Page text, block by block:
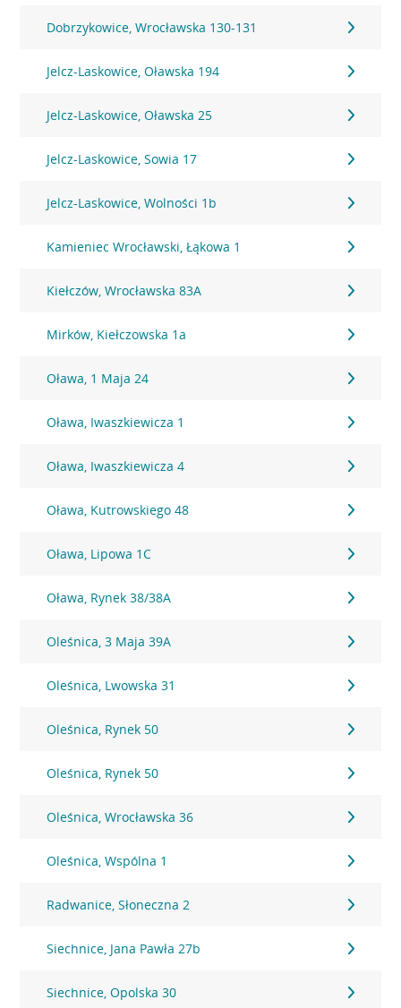
Dobrzykowice, Wrocławska 130-131
Jelcz-Laskowice, Oławska 194
Jelcz-Laskowice, Oławska 25
Jelcz-Laskowice, Sowia 17
Jelcz-Laskowice, Wolności 1b
Kamieniec Wrocławski, Łąkowa 1
Kiełczów, Wrocławska 83A
Mirków, Kiełczowska 1a
Oława, 1 Maja 24
Oława, Iwaszkiewicza 1
Oława, Iwaszkiewicza 4
Oława, Kutrowskiego 48
Oława, Lipowa 1C
Oława, Rynek 38/38A
Oleśnica, 3 Maja 39A
Oleśnica, Lwowska 31
Oleśnica, Rynek 50
Oleśnica, Rynek 50
Oleśnica, Wrocławska 36
Oleśnica, Wspólna 1
Radwanice, Słoneczna 2
Siechnice, Jana Pawła 27b
Siechnice, Opolska 30